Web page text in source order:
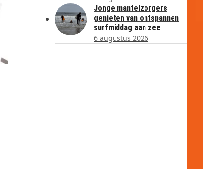
Jonge mantelzorgers
genieten van ontspannen
surfmiddag aan zee
6 augustus 2026